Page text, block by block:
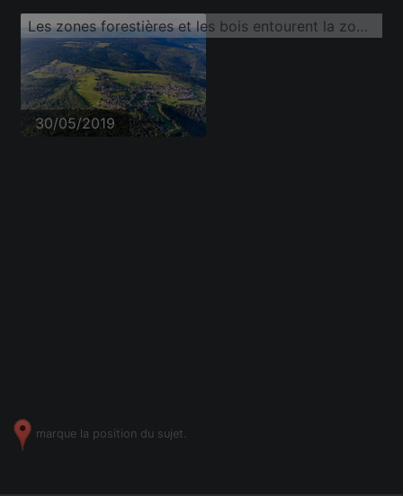
Les zones forestières et les bois entourent la zone d'habitation du village dans Rotensol
30/05/2019
marque la position du sujet.